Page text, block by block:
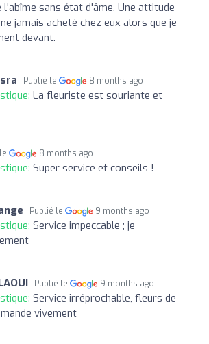
sans état d'âme. Une attitude
jamais acheté chez eux alors que je
devant.
Publié le 8 months ago
La fleuriste est souriante et
8 months ago
Super service et conseils !
Publié le 9 months ago
Service impeccable ; je
Publié le 9 months ago
Service irréprochable, fleurs de
vivement